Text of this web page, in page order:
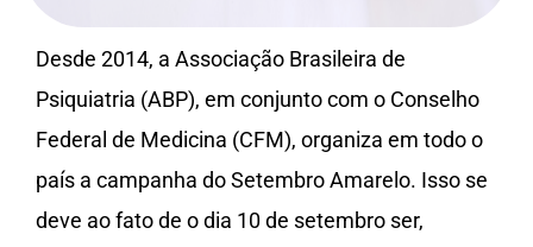
Desde 2014, a Associação Brasileira de
Psiquiatria (ABP), em conjunto com o Conselho
Federal de Medicina (CFM), organiza em todo o
país a campanha do Setembro Amarelo. Isso se
deve ao fato de o dia 10 de setembro ser,